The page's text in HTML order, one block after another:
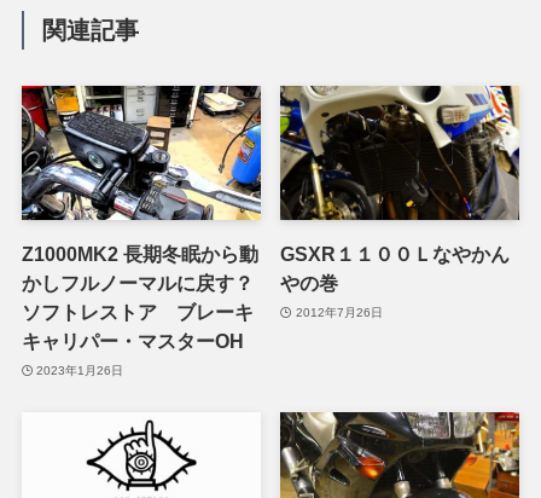
関連記事
Z1000MK2 長期冬眠から動
かしフルノーマルに戻す？
ソフトレストア ブレーキ
キャリパー・マスターOH
2023年1月26日
GSXR１１００Ｌなやかん
やの巻
2012年7月26日